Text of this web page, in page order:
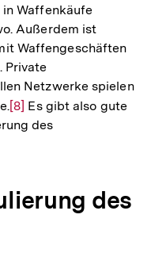
in Waffenkäufe
Außerdem ist
Waffengeschäften
Private
Netzwerke spielen
Zur
Auflösung
[8] Es gibt also gute
des
des